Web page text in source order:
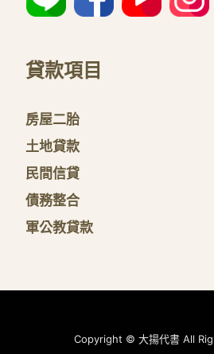
貸款項目
房屋二胎
土地貸款
民間信貸
債務整合
軍公教貸款
Copyright © 大揚代書 All